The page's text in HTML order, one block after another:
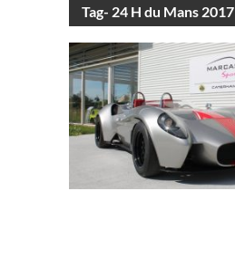
Tag- 24 H du Mans 2017